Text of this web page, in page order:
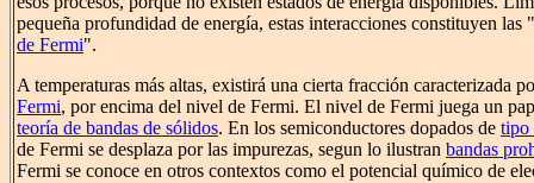
pequeña profundidad de energía, estas interacciones constituyen las "
de Fermi".
A temperaturas más altas, existirá una cierta fracción caracterizada
Fermi, por encima del nivel de Fermi. El nivel de Fermi juega un
teoría de bandas de sólidos. En los semiconductores dopados de tipo
de Fermi se desplaza por las impurezas, segun lo ilustran bandas
Fermi se conoce en otros contextos como el potencial químico de